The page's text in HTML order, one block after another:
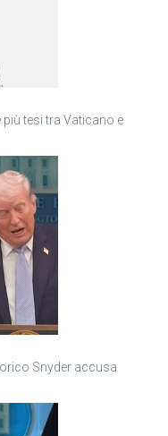
più tesi tra Vaticano e
Snyder accusa